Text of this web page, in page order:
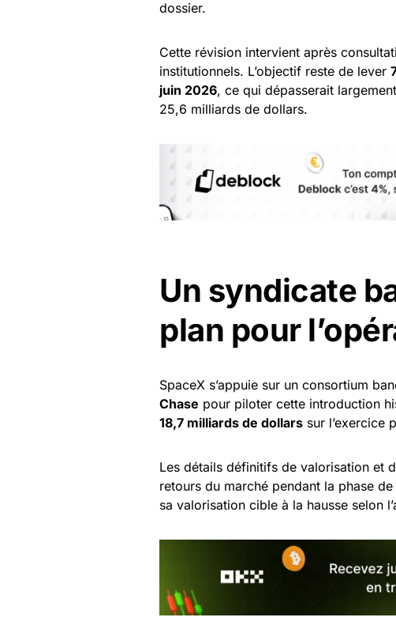
dossier.
Cette révision intervient après
institutionnels. L’objectif reste de lever
juin 2026, ce qui dépasserait
25,6 milliards de dollars.
Un syndicate
plan pour
SpaceX s’appuie sur un consortium
Chase pour piloter cette introduction
18,7 milliards de dollars sur l’exercice
Les détails définitifs de valorisation et
retours du marché pendant la phase
sa valorisation cible à la hausse selon